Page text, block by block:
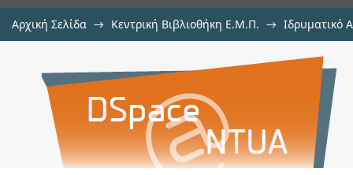
Αρχική Σελίδα → Κεντρική Βιβλιοθήκη Ε.Μ.Π. → Ιδρυματικό
A hybrid Jiles-Atherton /
inductive sensors and actuators